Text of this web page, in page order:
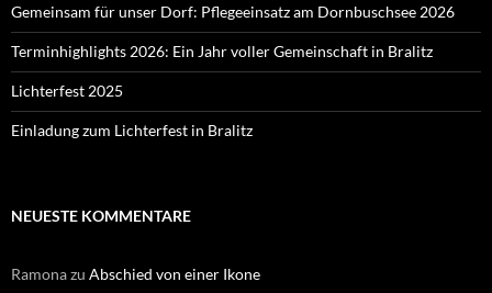
Gemeinsam für unser Dorf: Pflegeeinsatz am Dornbuschsee 2026
Terminhighlights 2026: Ein Jahr voller Gemeinschaft in Bralitz
Lichterfest 2025
Einladung zum Lichterfest in Bralitz
NEUESTE KOMMENTARE
Ramonazu Abschied von einer Ikone